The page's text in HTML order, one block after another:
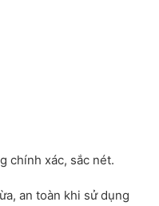
chính xác, sắc nét.
an toàn khi sử dụng